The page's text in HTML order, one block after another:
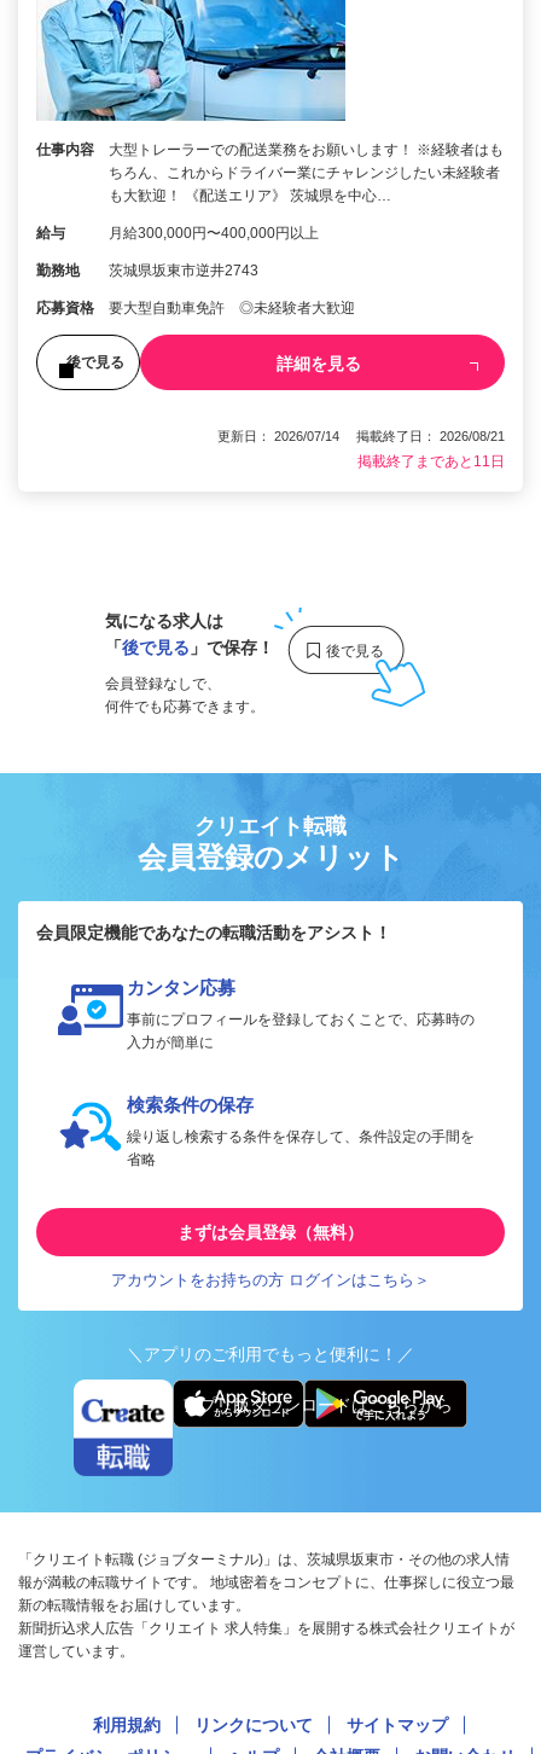
仕事内容
大型トレーラーでの配送業務をお願いします！ ※経験者はも
ちろん、これからドライバー業にチャレンジしたい未経験者
も大歓迎！ 《配送エリア》 茨城県を中心…
給与 月給300,000円〜400,000円以上
勤務地 茨城県坂東市逆井2743
応募資格 要大型自動車免許 ◎未経験者大歓迎
後で見る 詳細を見る
更新日： 2026/07/14 掲載終了日： 2026/08/21
掲載終了まであと11日
気になる求人は
「後で見る 」で保存！
会員登録なしで、
何件でも応募できます。
クリエイト転職
会員登録のメリット
会員限定機能であなたの転職活動をアシスト！
カンタン応募
事前にプロフィールを登録しておくことで、応募時の
入力が簡単に
検索条件の保存
繰り返し検索する条件を保存して、条件設定の手間を
省略
まずは会員登録（無料）
アカウントをお持ちの方 ログインはこちら＞
＼アプリのご利用でもっと便利に！／
アプリ版ダウンロードはこちらから
「クリエイト転職 (ジョブターミナル)」は、茨城県坂東市・その他の求人情
報が満載の転職サイトです。 地域密着をコンセプトに、仕事探しに役立つ最
新の転職情報をお届けしています。
新聞折込求人広告「クリエイト 求人特集」を展開する株式会社クリエイトが
運営しています。
利用規約 リンクについて
サイトマップ